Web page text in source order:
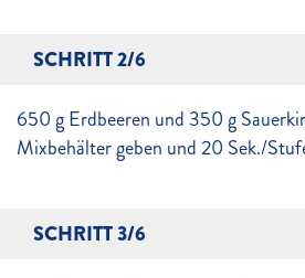
SCHRITT 2/6
650 g Erdbeeren und 350 g
Mixbehälter geben und 20 Sek./
SCHRITT 3/6